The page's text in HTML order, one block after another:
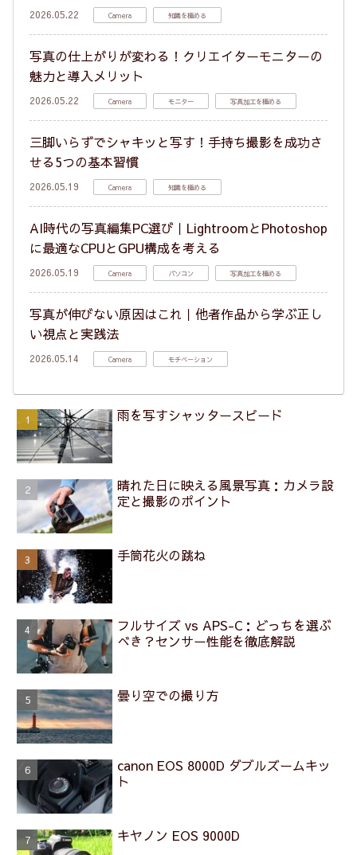
2026.05.22 Camera 知識を極める
写真の仕上がりが変わる！クリエイターモニターの
魅力と導入メリット
2026.05.22 Camera モニター 写真加工を極める
三脚いらずでシャキッと写す！手持ち撮影を成功さ
せる5つの基本習慣
2026.05.19 Camera 知識を極める
AI時代の写真編集PC選び｜LightroomとPhotoshop
に最適なCPUとGPU構成を考える
2026.05.19 Camera パソコン 写真加工を極める
写真が伸びない原因はこれ｜他者作品から学ぶ正し
い視点と実践法
2026.05.14 Camera モチベーション
雨を写すシャッタースピード
晴れた日に映える風景写真：カメラ設
定と撮影のポイント
手筒花火の跳ね
フルサイズ vs APS-C：どっちを選ぶ
べき？センサー性能を徹底解説
曇り空での撮り方
canon EOS 8000D ダブルズームキッ
ト
キヤノン EOS 9000D